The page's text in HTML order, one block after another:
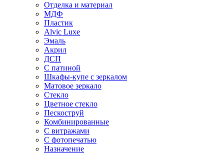
Отделка и материал
МДФ
Пластик
Alvic Luxe
Эмаль
Акрил
ДСП
С патиной
Шкафы-купе с зеркалом
Матовое зеркало
Стекло
Цветное стекло
Пескоструй
Комбинированные
С витражами
С фотопечатью
Назначение